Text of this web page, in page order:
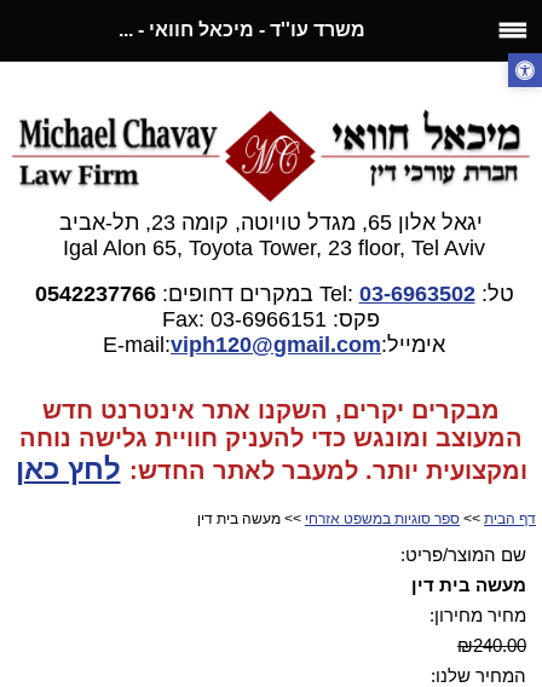
משרד עו''ד - מיכאל חוואי - ...
יגאל אלון 65, מגדל טויוטה, קומה 23, תל-אביב
Igal Alon 65, Toyota Tower, 23 floor, Tel Aviv
טל:03-6963502
Tel: במקרים דחופים:0542237766
פקס: 03-6966151
Fax:
אימייל:E-mail:
viph120@gmail.com
מבקרים יקרים, השקנו אתר אינטרנט חדש
המעוצב ומונגש כדי להעניק חוויית גלישה נוחה
ומקצועית יותר. למעבר לאתר החדש: לחץ כאן
דף הבית >> ספר סוגיות במשפט אזרחי >> מעשה בית דין
שם המוצר/פריט:
מעשה בית דין
מחיר מחירון:
₪240.00
המחיר שלנו: